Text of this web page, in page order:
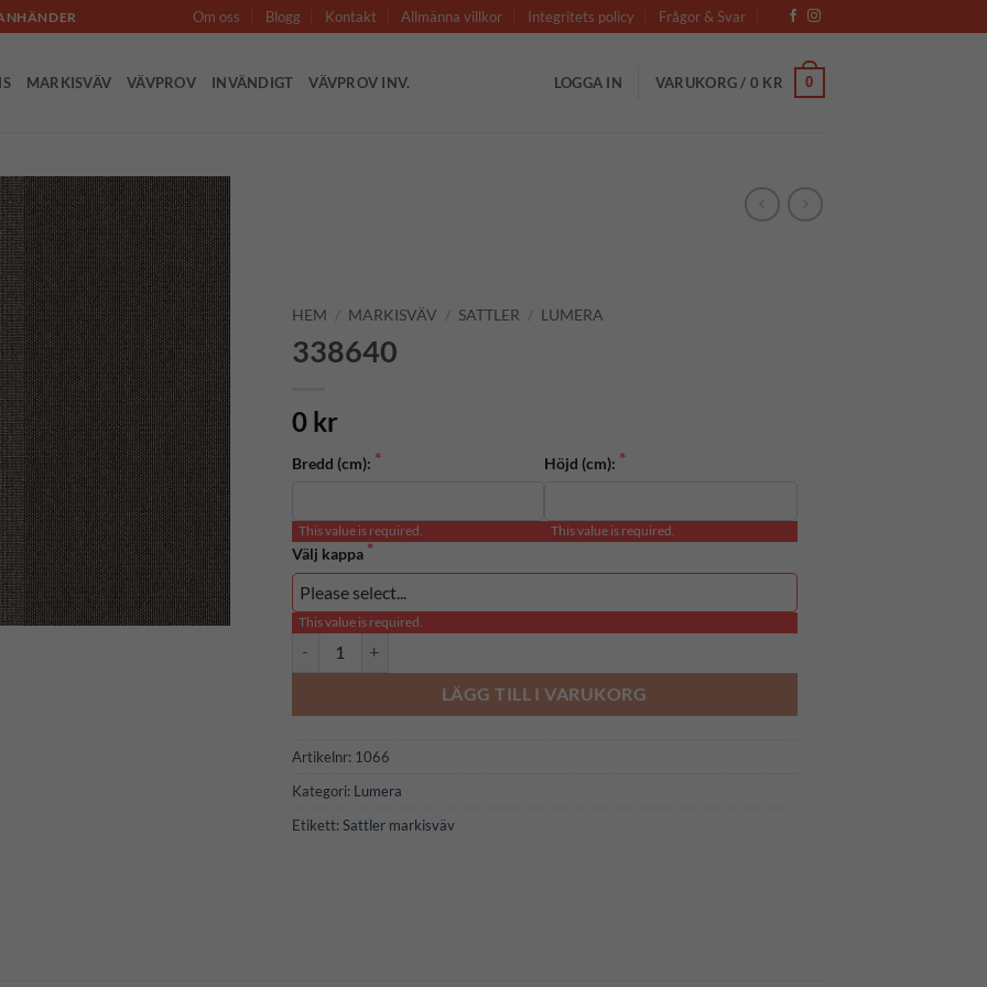
Om oss Blogg Kontakt Allmänna villkor Integritets policy Frågor & Svar
MARKISVÄV VÄVPROV INVÄNDIGT VÄVPROV INV. LOGGA IN VARUKORG / 0 KR 0
Add to
Wishlist
HEM / MARKISVÄV / SATTLER / LUMERA
338640
0 kr
Bredd (cm):
This value is required.
Höjd (cm):
This value is required.
Välj kappa
This value is required.
LÄGG TILL I VARUKORG
Artikelnr: 1066
Kategori: Lumera
Etikett: Sattler markisväv